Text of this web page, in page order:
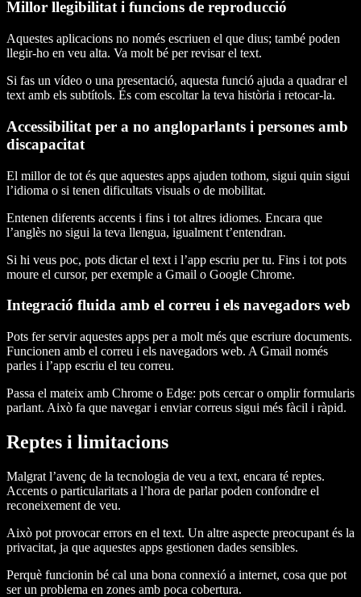
Millor llegibilitat i funcions de reproducció
Aquestes aplicacions no només escriuen el que dius; també poden
llegir-ho en veu alta. Va molt bé per revisar el text.
Si fas un vídeo o una presentació, aquesta funció ajuda a quadrar el
text amb els subtítols. És com escoltar la teva història i retocar-la.
Accessibilitat per a no angloparlants i persones amb
discapacitat
El millor de tot és que aquestes apps ajuden tothom, sigui quin sigui
l’idioma o si tenen dificultats visuals o de mobilitat.
Entenen diferents accents i fins i tot altres idiomes. Encara que
l’anglès no sigui la teva llengua, igualment t’entendran.
Si hi veus poc, pots dictar el text i l’app escriu per tu. Fins i tot pots
moure el cursor, per exemple a Gmail o Google Chrome.
Integració fluida amb el correu i els navegadors web
Pots fer servir aquestes apps per a molt més que escriure documents.
Funcionen amb el correu i els navegadors web. A Gmail només
parles i l’app escriu el teu correu.
Passa el mateix amb Chrome o Edge: pots cercar o omplir formularis
parlant. Això fa que navegar i enviar correus sigui més fàcil i ràpid.
Reptes i limitacions
Malgrat l’avenç de la tecnologia de veu a text, encara té reptes.
Accents o particularitats a l’hora de parlar poden confondre el
reconeixement de veu.
Això pot provocar errors en el text. Un altre aspecte preocupant és la
privacitat, ja que aquestes apps gestionen dades sensibles.
Perquè funcionin bé cal una bona connexió a internet, cosa que pot
ser un problema en zones amb poca cobertura.